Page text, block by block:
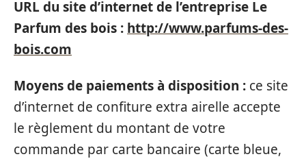
URL du site d’internet de l’entreprise Le
Parfum des bois : http://www.parfums-des-
bois.com
Moyens de paiements à disposition : ce site
d’internet de confiture extra airelle accepte
le règlement du montant de votre
commande par carte bancaire (carte bleue,